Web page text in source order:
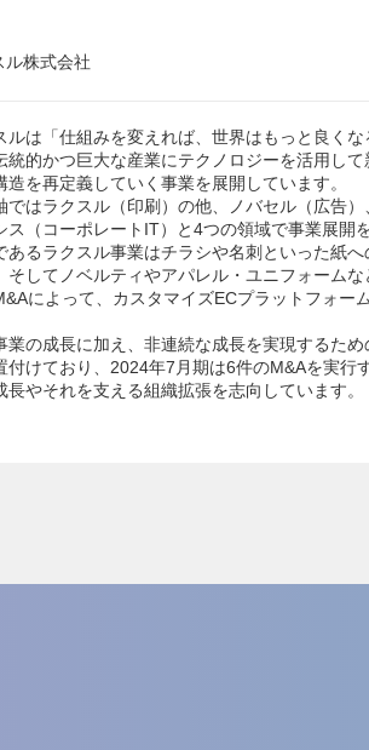
ル株式会社
ルは「仕組みを変えれば、世界はもっと良く
統的かつ巨大な産業にテクノロジーを活用して
造を再定義していく事業を展開しています。
ではラクスル（印刷）の他、ノバセル（広告
ス（コーポレートIT）と4つの領域で事業展開
あるラクスル事業はチラシや名刺といった紙
そしてノベルティやアパレル・ユニフォーム
によって、カスタマイズECプラットフォー
業の成長に加え、非連続な成長を実現するた
付けており、2024年7月期は6件のM&Aを実行
長やそれを支える組織拡張を志向しています。